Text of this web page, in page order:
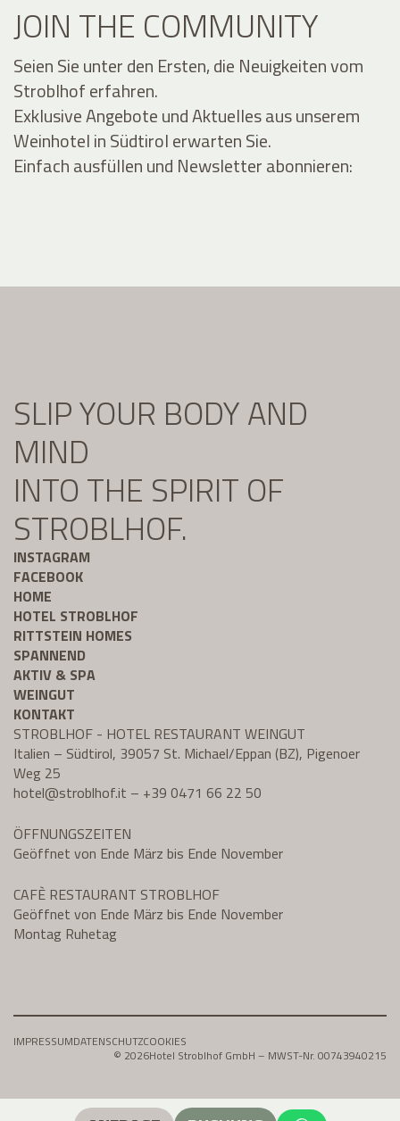
JOIN THE COMMUNITY
Seien Sie unter den Ersten, die Neuigkeiten vom
Stroblhof erfahren.
Exklusive Angebote und Aktuelles aus unserem
Weinhotel in Südtirol erwarten Sie.
Einfach ausfüllen und Newsletter abonnieren:
SLIP YOUR BODY AND
MIND
INTO THE SPIRIT OF
STROBLHOF.
INSTAGRAM
FACEBOOK
HOME
HOTEL STROBLHOF
RITTSTEIN HOMES
SPANNEND
AKTIV & SPA
WEINGUT
KONTAKT
STROBLHOF - HOTEL RESTAURANT WEINGUT
Italien – Südtirol, 39057 St. Michael/Eppan (BZ), Pigenoer
Weg 25
hotel@stroblhof.it – +39 0471 66 22 50
ÖFFNUNGSZEITEN
Geöffnet von Ende März bis Ende November
CAFÈ RESTAURANT STROBLHOF
Geöffnet von Ende März bis Ende November
Montag Ruhetag
IMPRESSUMDATENSCHUTZCOOKIES
© 2026Hotel Stroblhof GmbH – MWST-Nr. 00743940215